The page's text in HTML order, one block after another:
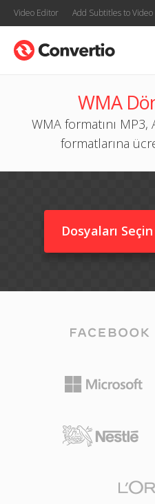
Video Editor Add Subtitles to Video
WMA
WMA formatını MP3,
formatlarına
Dosyaları Seçin